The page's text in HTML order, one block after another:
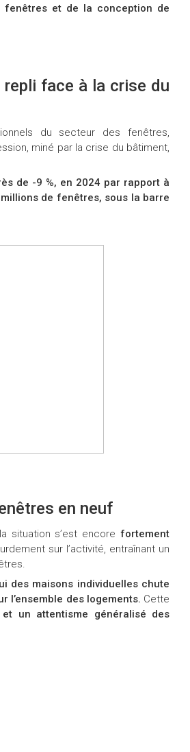
fenêtres et de la conception de
repli face à la crise du
du secteur des fenêtres,
miné par la crise du bâtiment,
de -9 %, en 2024 par rapport à
de fenêtres, sous la barre
en neuf
situation s’est encore fortement
sur l’activité, entraînant un
des maisons individuelles chute
l’ensemble des logements. Cette
un attentisme généralisé des